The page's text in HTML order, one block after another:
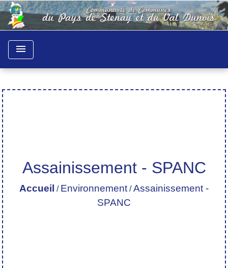
menu
Assainissement - SPANC
Accueil / Environnement /Assainissement -
SPANC